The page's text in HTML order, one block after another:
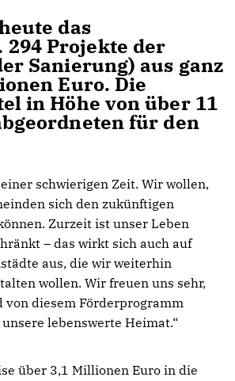
das
294 Projekte der
Sanierung) aus ganz
Euro. Die
in Höhe von über 11
für den
schwierigen Zeit. Wir wollen,
sich den zukünftigen
Zurzeit ist unser Leben
– das wirkt sich auch auf
aus, die wir weiterhin
wollen. Wir freuen uns sehr,
von diesem Förderprogramm
lebenswerte Heimat.“
über 3,1 Millionen Euro in die